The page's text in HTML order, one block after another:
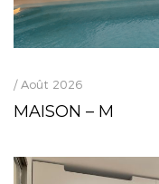
/ Août 2026
MAISON – M